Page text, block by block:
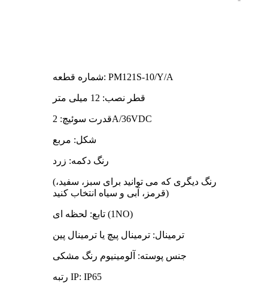
شماره قطعه: PM121S-10/Y/A
قطر نصب: 12 میلی متر
قدرت سوئیچ: 2A/36VDC
شکل: مربع
رنگ دکمه: زرد
(رنگ دیگری که می توانید برای سبز، سفید،
قرمز، آبی و سیاه انتخاب کنید)
تابع: لحظه ای (1NO)
ترمینال: ترمینال پیچ یا ترمینال پین
جنس پوسته: آلومینیوم رنگ مشکی
رتبه IP: IP65